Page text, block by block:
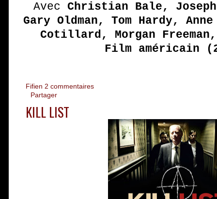
Avec Christian Bale,
Gary Oldman, Tom Hardy,
Cotillard, Morgan
Film américain
Fifien 2 commentaires
Partager
KILL LIST